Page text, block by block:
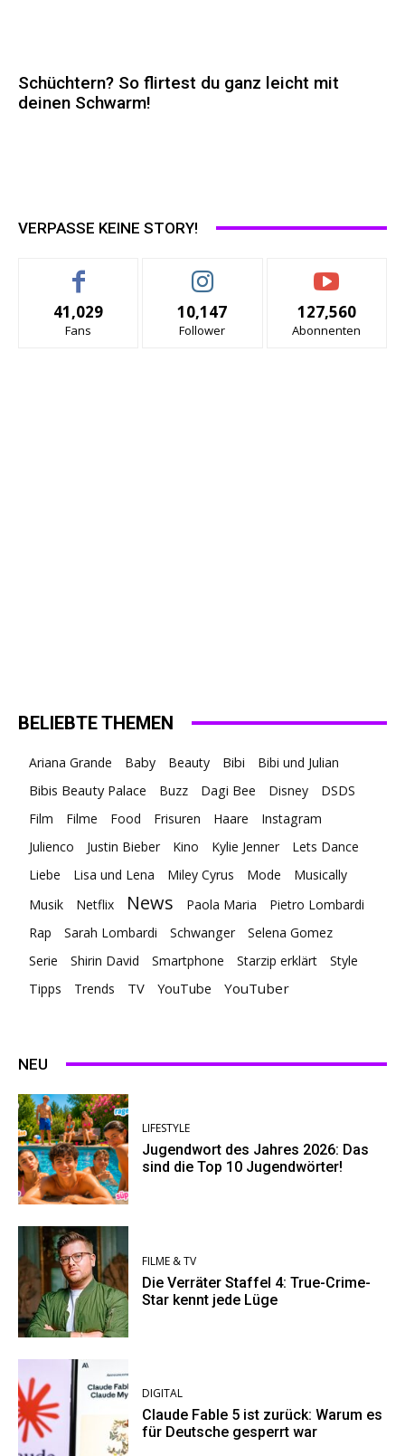
Schüchtern? So flirtest du ganz leicht mit
deinen Schwarm!
VERPASSE KEINE STORY!
41,029
Fans
10,147
Follower
127,560
Abonnenten
BELIEBTE THEMEN
Ariana Grande Baby Beauty Bibi Bibi und Julian
Bibis Beauty Palace Buzz Dagi Bee Disney
DSDS
Film
Filme Food Frisuren Haare
Instagram
Julienco
Justin Bieber Kino Kylie Jenner
Lets Dance
Liebe
Lisa und Lena Miley Cyrus Mode
Musically
Musik
Netflix News Paola Maria
Pietro Lombardi
Rap
Sarah Lombardi Schwanger
Selena Gomez
Serie
Shirin David Smartphone Starzip erklärt
Style
Tipps
Trends TV YouTube YouTuber
NEU
LIFESTYLE
Jugendwort des Jahres 2026: Das
sind die Top 10 Jugendwörter!
FILME & TV
Die Verräter Staffel 4: True-Crime-
Star kennt jede Lüge
DIGITAL
Claude Fable 5 ist zurück: Warum es
für Deutsche gesperrt war